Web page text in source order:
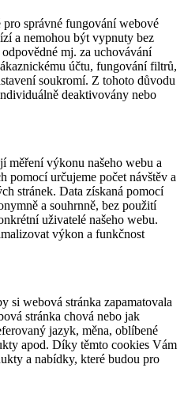
cookies dle kategorií, jak
správné fungování webové
a nemohou být vypnuty bez
mj. za uchovávání
účtu, fungování filtrů,
soukromí. Z tohoto důvodu
deaktivovány nebo
výkonu našeho webu a
pomocí určujeme počet návštěv a
stránek. Data získaná pomocí
a souhrnně, bez použití
uživatelé našeho webu.
výkon a funkčnost
si webová stránka zapamatovala
stránka chová nebo jak
jazyk, měna, oblíbené